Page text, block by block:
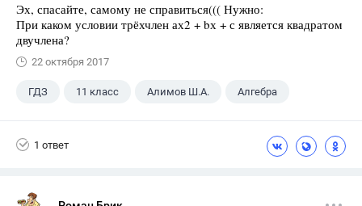
Эх, спасайте, самому не справиться((( Нужно:
При каком условии трёхчлен ах2 + bх + с является квадратом
двучлена?
22 октября 2017
ГДЗ 11 класс Алимов Ш.А. Алгебра
1 ответ